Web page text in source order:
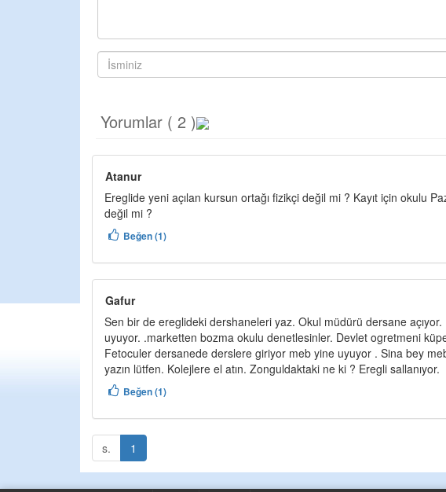
Yorumlar ( 2 )
Atanur
Ereglide yeni açılan kursun ortağı fizikçi değil mi ? Kayıt için okulu
değil mi ?
Beğen (1)
Gafur
Sen bir de ereglideki dershaneleri yaz. Okul müdürü dersane
uyuyor. .marketten bozma okulu denetlesinler. Devlet ogretmeni
Fetoculer dersanede derslere giriyor meb yine uyuyor . Sina bey
yazın lütfen. Kolejlere el atın. Zonguldaktaki ne ki ? Eregli sallanıyor.
Beğen (1)
s. 1